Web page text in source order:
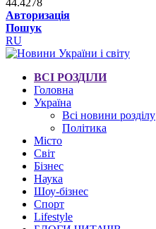
44.4278
Авторизація
Пошук
RU
ВСІ РОЗДІЛИ
Головна
Україна
Всі новини розділу
Політика
Місто
Світ
Бізнес
Наука
Шоу-бізнес
Спорт
Lifestyle